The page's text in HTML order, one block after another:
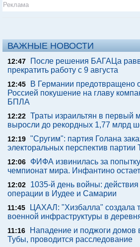
Реклама
ВАЖНЫЕ НОВОСТИ
12:47
После решения БАГАЦа
прекратить работу с 9 августа
12:45
В Германии предотвращено
Россией покушение на главу
БПЛА
12:22 Траты израильтян в первый
выросли до рекордных 1,77 млрд
12:19 "Сругим": партия Голана
электоральных перспектив партии
12:06
ФИФА извинилась за
чемпионат мира. Инфантино
12:02
1035-й день войны:
операции в Иудее и Самарии
11:45
ЦАХАЛ: "Хизбалла" создала
военной инфраструктуры в
11:16
Нападение и поджоги домов
Тубы, проводится расследование